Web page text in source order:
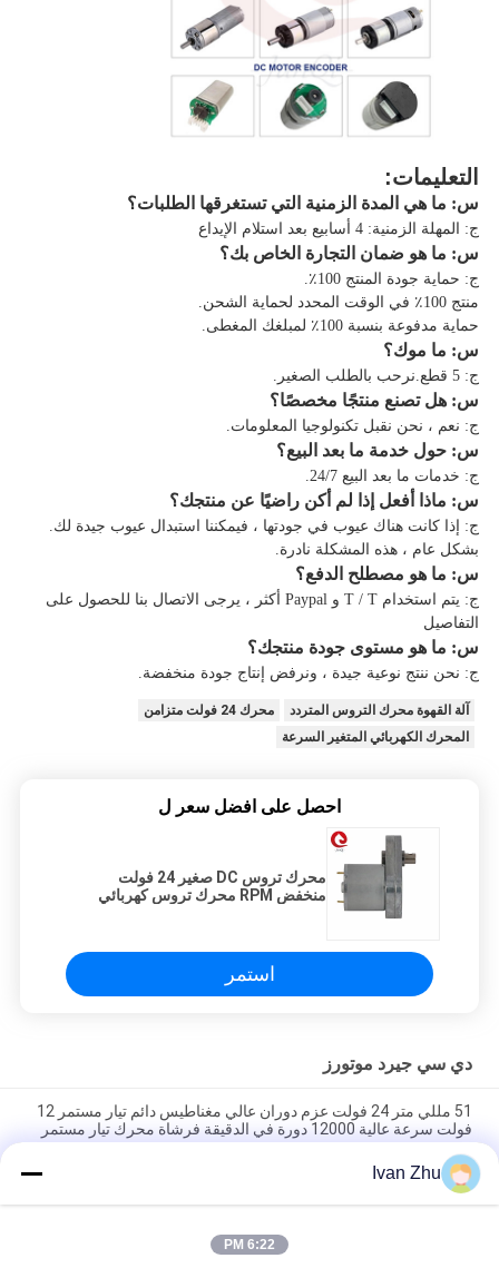
التعليمات:
س: ما هي المدة الزمنية التي تستغرقها الطلبات؟
ج: المهلة الزمنية: 4 أسابيع بعد استلام الإيداع
س: ما هو ضمان التجارة الخاص بك؟
ج: حماية جودة المنتج 100٪.
منتج 100٪ في الوقت المحدد لحماية الشحن.
حماية مدفوعة بنسبة 100٪ لمبلغك المغطى.
س: ما موك؟
ج: 5 قطع.نرحب بالطلب الصغير.
س: هل تصنع منتجًا مخصصًا؟
ج: نعم ، نحن نقبل تكنولوجيا المعلومات.
س: حول خدمة ما بعد البيع؟
ج: خدمات ما بعد البيع 24/7.
س: ماذا أفعل إذا لم أكن راضيًا عن منتجك؟
ج: إذا كانت هناك عيوب في جودتها ، فيمكننا استبدال عيوب جيدة لك.
بشكل عام ، هذه المشكلة نادرة.
س: ما هو مصطلح الدفع؟
ج: يتم استخدام T / T و Paypal أكثر ، يرجى الاتصال بنا للحصول على
التفاصيل
س: ما هو مستوى جودة منتجك؟
ج: نحن ننتج نوعية جيدة ، ونرفض إنتاج جودة منخفضة.
آلة القهوة محرك التروس المتردد
محرك 24 فولت متزامن
المحرك الكهربائي المتغير السرعة
احصل على افضل سعر ل
محرك تروس DC صغير 24 فولت
منخفض RPM محرك تروس كهربائي
استمر
دي سي جيرد موتورز
51 مللي متر 24 فولت عزم دوران عالي مغناطيس دائم تيار مستمر 12
فولت سرعة عالية 12000 دورة في الدقيقة فرشاة محرك تيار مستمر
صغير
الطبية
370 46 مم 6 فولت 24 فولت 12 فولت محرك عزم دوران عالي بنفايات
Ivan Zhu
6:22 PM